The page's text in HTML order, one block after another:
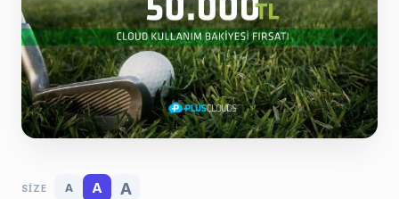
SIZE A A A